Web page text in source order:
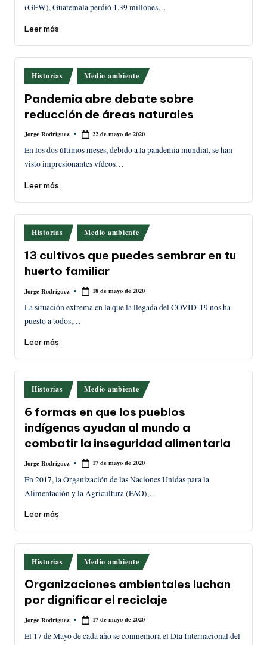
(GFW), Guatemala perdió 1.39 millones…
Leer más
Publicado
en
Historias Medio ambiente
Pandemia abre debate sobre
reducción de áreas naturales
Publicado
Jorge Rodríguez 22 de mayo de 2020
En los dos últimos meses, debido a la pandemia mundial, se han
visto impresionantes vídeos…
Leer más
Publicado
en
Historias Medio ambiente
13 cultivos que puedes sembrar en tu
huerto familiar
Publicado
Jorge Rodríguez 18 de mayo de 2020
La situación extrema en la que la llegada del COVID-19 nos ha
puesto a todos,…
Leer más
Publicado
en
Historias Medio ambiente
6 formas en que los pueblos
indígenas ayudan al mundo a
combatir la inseguridad alimentaria
Publicado
Jorge Rodríguez 17 de mayo de 2020
En 2017, la Organización de las Naciones Unidas para la
Alimentación y la Agricultura (FAO),…
Leer más
Publicado
en
Historias Medio ambiente
Organizaciones ambientales luchan
por dignificar el reciclaje
Publicado
Jorge Rodríguez 17 de mayo de 2020
El 17 de Mayo de cada año se conmemora el Día Internacional del